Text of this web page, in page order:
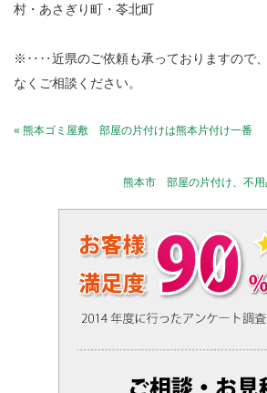
村・あさぎり町・苓北町
※‥‥近県のご依頼も承っておりますので
なくご相談ください。
« 熊本ゴミ屋敷 部屋の片付けは熊本片付け一番
熊本市 部屋の片付け、不用